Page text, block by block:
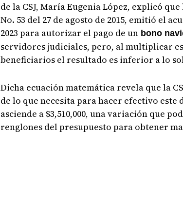
de la CSJ, María Eugenia López, explicó
No. 53 del 27 de agosto de 2015, emitió el
2023 para autorizar el pago de unbono
servidores judiciales, pero, al multiplicar
beneficiarios el resultado es inferior a lo
Dicha ecuación matemática revela que la
de lo que necesita para hacer efectivo este
asciende a $3,510,000, una variación que
renglones del presupuesto para obtener